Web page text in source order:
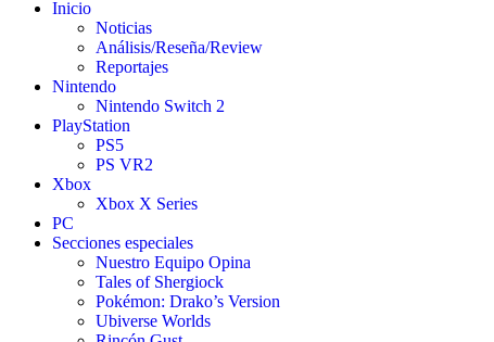
Inicio
Noticias
Análisis/Reseña/Review
Reportajes
Nintendo
Nintendo Switch 2
PlayStation
PS5
PS VR2
Xbox
Xbox X Series
PC
Secciones especiales
Nuestro Equipo Opina
Tales of Shergiock
Pokémon: Drako’s Version
Ubiverse Worlds